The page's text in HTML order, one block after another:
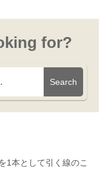
for?
Search
1本として引く線のこ